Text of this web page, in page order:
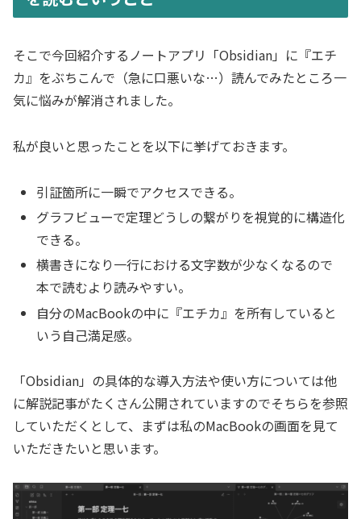
そこで今回紹介するノートアプリ「Obsidian」に『エチ
カ』をぶちこんで（急に口悪いな…）読んでみたところ一
気に悩みが解消されました。
私が良いと思ったことを以下に挙げておきます。
引証箇所に一瞬でアクセスできる。
グラフビューで定理どうしの繋がりを視覚的に構造化
できる。
横書きになり一行における文字数が少なくなるので
本で読むより読みやすい。
自分のMacBookの中に『エチカ』を所有していると
いう自己満足感。
「Obsidian」の具体的な導入方法や使い方については他
に解説記事がたくさん公開されていますのでそちらを参照
していただくとして、まずは私のMacBookの画面を見て
いただきたいと思います。